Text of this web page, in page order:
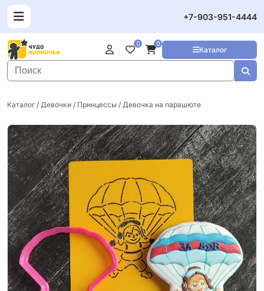
+7-903-951-4444
Каталог
0 0
Каталог / Девочки / Принцессы / Девочка на парашюте